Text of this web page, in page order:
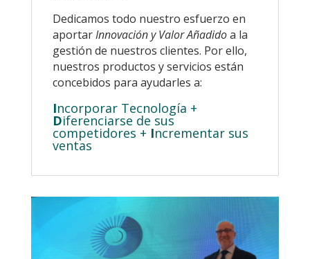
Dedicamos todo nuestro esfuerzo en
aportarInnovación y Valor Añadidoa la
gestión de nuestros clientes. Por ello,
nuestros productos y servicios están
concebidos para ayudarles a:
Incorporar Tecnología +
Diferenciarse de sus
competidores + Incrementar sus
ventas